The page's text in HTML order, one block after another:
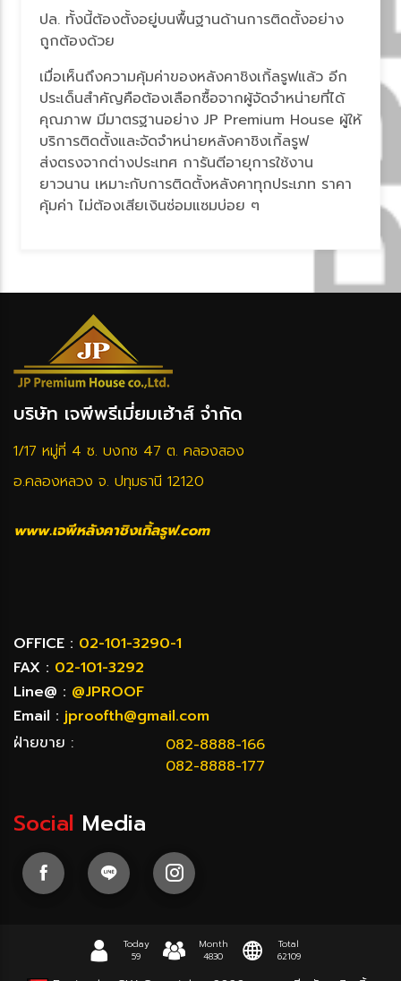
ปล. ทั้งนี้ต้องตั้งอยู่บนพื้นฐานด้านการติดตั้งอย่าง
ถูกต้องด้ว
เมื่อเห็นถึงความคุ้มค่าของหลังคาชิงเกิ้ลรูฟแล้ว อีก
ประเด็นสำคัญคือต้องเลือกซื้อจากผู้จัดจำหน่ายที่ได้
คุณภาพ มีมาตรฐานอย่าง JP Premium House ผู้ให้
บริการติดตั้งและจัดจำหน่ายหลังคาชิงเกิ้ลรูฟ
ส่งตรงจากต่างประเทศ การันตีอายุการใช้งาน
าวนาน เหมาะกับการติดตั้งหลังคาทุกประเภท ราคา
คุ้มค่า ไม่ต้องเสียเงินซ่อมแซมบ่อย ๆ
บริษัท เจพีพรีเมี่ยมเฮ้าส์ จำกัด
1/17 หมู่ที่ 4 ซ. บงกช 47 ต. คลองสอง
อ.คลองหลวง จ. ปทุมธานี 12120
www.เจพีหลังคาชิงเกิ้ลรูฟ.com
OFFICE : 02-101-3290-1
FAX : 02-101-3292
Line@ : @JPROOF
Email : jproofth@gmail.com
ฝ่ายขาย :
082-8888-166
082-8888-177
Social Media
Today
59
Month
4830
Total
62109